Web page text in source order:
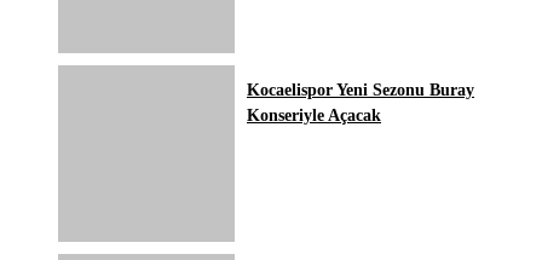
Kocaelispor Yeni Sezonu Buray
Konseriyle Açacak